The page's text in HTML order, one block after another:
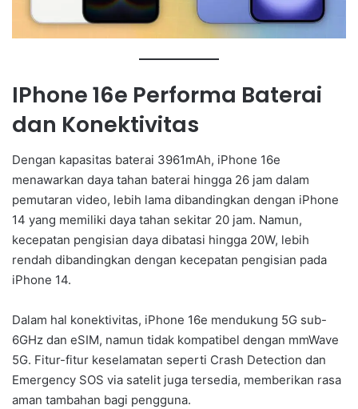
IPhone 16e Performa Baterai
dan Konektivitas
Dengan kapasitas baterai 3961mAh, iPhone 16e
menawarkan daya tahan baterai hingga 26 jam dalam
pemutaran video, lebih lama dibandingkan dengan iPhone
14 yang memiliki daya tahan sekitar 20 jam. Namun,
kecepatan pengisian daya dibatasi hingga 20W, lebih
rendah dibandingkan dengan kecepatan pengisian pada
iPhone 14.
Dalam hal konektivitas, iPhone 16e mendukung 5G sub-
6GHz dan eSIM, namun tidak kompatibel dengan mmWave
5G. Fitur-fitur keselamatan seperti Crash Detection dan
Emergency SOS via satelit juga tersedia, memberikan rasa
aman tambahan bagi pengguna.